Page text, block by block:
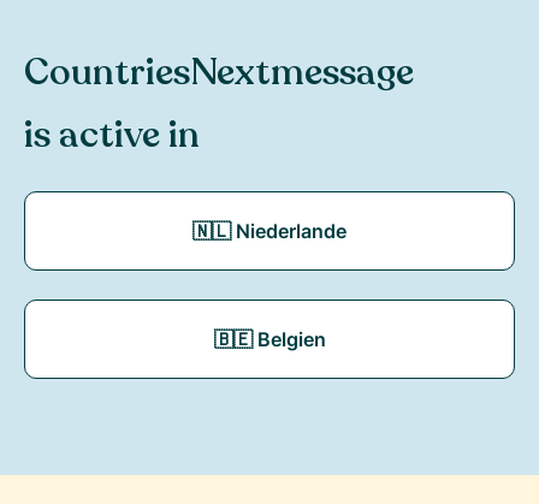
CountriesNextmessage
is active in
🇳🇱 Niederlande
🇧🇪 Belgien